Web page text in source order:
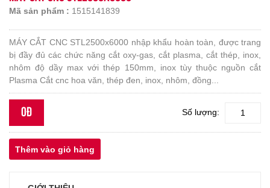
Mã sản phẩm : 1515141839
MÁY CẮT CNC STL2500x6000 nhập khẩu hoàn toàn, được trang
bị đầy đủ các chức năng cắt oxy-gas, cắt plasma, cắt thép, inox,
nhôm độ dầy max với thép 150mm, inox tùy thuộc nguồn cắt
Plasma Cắt cnc hoa văn, thép đen, inox, nhôm, đồng...
0đ Số lượng: